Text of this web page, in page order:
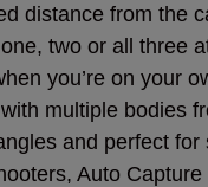
distance from the
two or all three
you’re on your
multiple bodies
and perfect for
Auto Capture